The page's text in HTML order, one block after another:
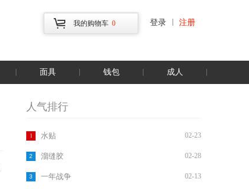
我的购物车 0 登录 注册
面具 钱包 成人
人气排行
02-23
1 水贴
02-28
2 溜缝胶
02-13
3 一年战争